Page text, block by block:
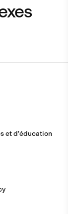
et d'éducation